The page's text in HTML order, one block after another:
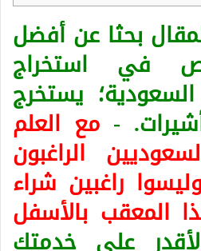
بحثا عن أفضل
في استخراج
يستخرج
- مع العلم
الراغبون
راغبين شراء
المعقب بالأسفل
على خدمتك